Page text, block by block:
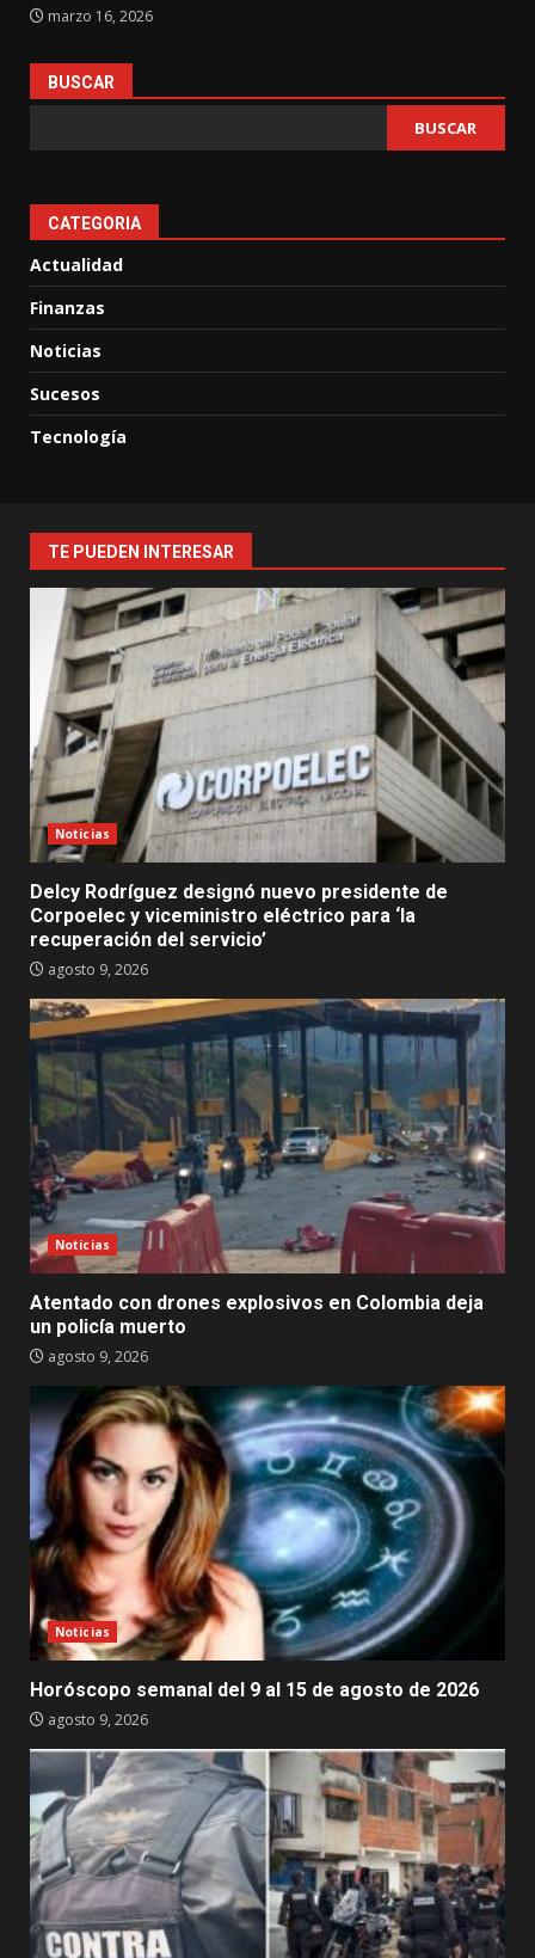
marzo 16, 2026
BUSCAR
BUSCAR
CATEGORIA
Actualidad
Finanzas
Noticias
Sucesos
Tecnología
TE PUEDEN INTERESAR
Noticias
Delcy Rodríguez designó nuevo presidente de
Corpoelec y viceministro eléctrico para ‘la
recuperación del servicio’
agosto 9, 2026
Noticias
Atentado con drones explosivos en Colombia deja
un policía muerto
agosto 9, 2026
Noticias
Horóscopo semanal del 9 al 15 de agosto de 2026
agosto 9, 2026